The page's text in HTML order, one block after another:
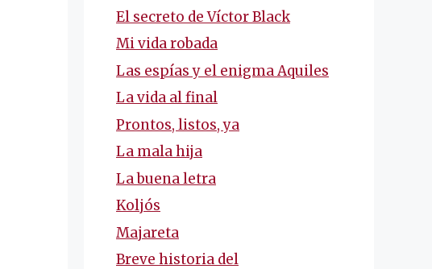
El secreto de Víctor Black
Mi vida robada
Las espías y el enigma Aquiles
La vida al final
Prontos, listos, ya
La mala hija
La buena letra
Koljós
Majareta
Breve historia del